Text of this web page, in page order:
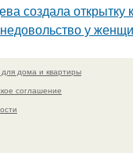
создала открытку
у
дома и квартиры
соглашение